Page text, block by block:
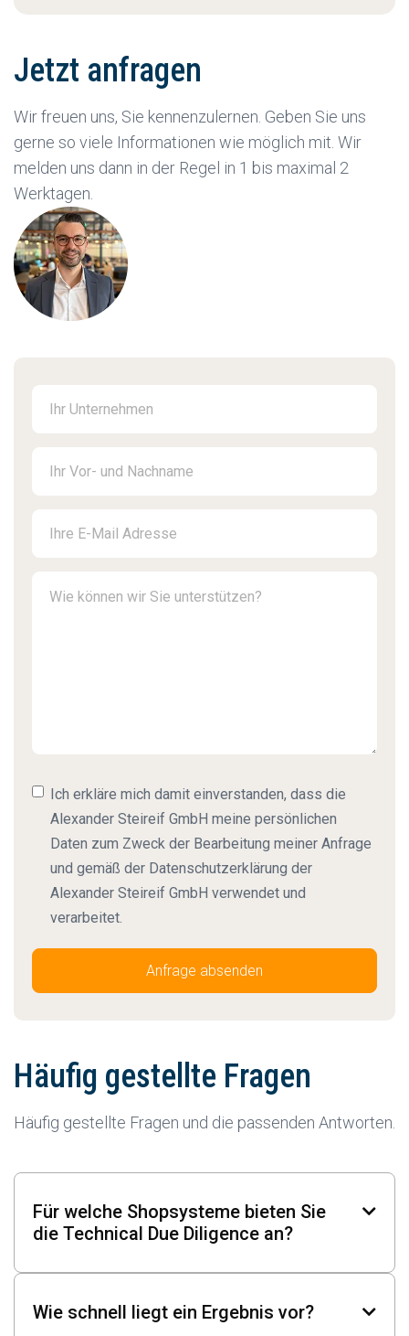
Jetzt anfragen
Wir freuen uns, Sie kennenzulernen. Geben Sie uns
gerne so viele Informationen wie möglich mit. Wir
melden uns dann in der Regel in 1 bis maximal 2
Werktagen.
Ich erkläre mich damit einverstanden, dass die
Alexander Steireif GmbH meine persönlichen
Daten zum Zweck der Bearbeitung meiner Anfrage
und gemäß der Datenschutzerklärung der
Alexander Steireif GmbH verwendet und
verarbeitet.
Häufig gestellte Fragen
Häufig gestellte Fragen und die passenden Antworten.
Für welche Shopsysteme bieten Sie
die Technical Due Diligence an?

Plattformunabhängig: WooCommerce,
Shopware, Magento, Shopify, Commercetools
und Eigenentwicklungen. Die Prüfmethodik ist
Wie schnell liegt ein Ergebnis vor? 